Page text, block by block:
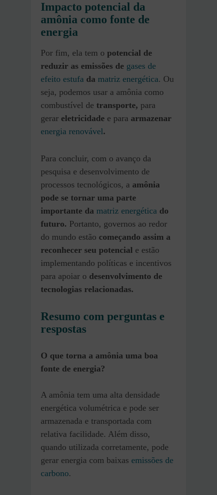
Impacto potencial da
amônia como fonte de
energia
Por fim, ela tem o potencial de
reduzir as emissões de gases de
efeito estufa da matriz energética. Ou
seja, podemos usar a amônia como
combustível de transporte, para
gerar eletricidade e para armazenar
energia renovável.
Para concluir, com o avanço da
pesquisa e desenvolvimento de
processos tecnológicos, a amônia
pode se tornar uma parte
importante da matriz energética do
futuro. Portanto, governos ao redor
do mundo estão começando assim a
reconhecer seu potencial e estão
implementando políticas e incentivos
para apoiar o desenvolvimento de
tecnologias relacionadas.
Resumo com perguntas e
respostas
O que torna a amônia uma boa
fonte de energia?
A amônia tem uma alta densidade
energética volumétrica e pode ser
armazenada e transportada com
relativa facilidade. Além disso,
quando utilizada corretamente, pode
gerar energia com baixas emissões de
carbono.